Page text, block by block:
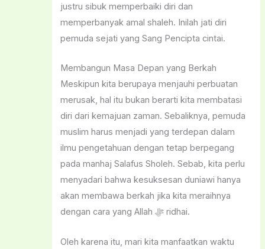
justru sibuk memperbaiki diri dan
memperbanyak amal shaleh. Inilah jati diri
pemuda sejati yang Sang Pencipta cintai.
Membangun Masa Depan yang Berkah
Meskipun kita berupaya menjauhi perbuatan
merusak, hal itu bukan berarti kita membatasi
diri dari kemajuan zaman. Sebaliknya, pemuda
muslim harus menjadi yang terdepan dalam
ilmu pengetahuan dengan tetap berpegang
pada manhaj Salafus Sholeh. Sebab, kita perlu
menyadari bahwa kesuksesan duniawi hanya
akan membawa berkah jika kita meraihnya
dengan cara yang Allah ﷻ ridhai.
Oleh karena itu, mari kita manfaatkan waktu